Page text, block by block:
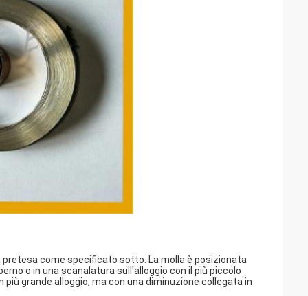
come specificato sotto. La molla è posizionata
o in una scanalatura sull'alloggio con il più piccolo
grande alloggio, ma con una diminuzione collegata in